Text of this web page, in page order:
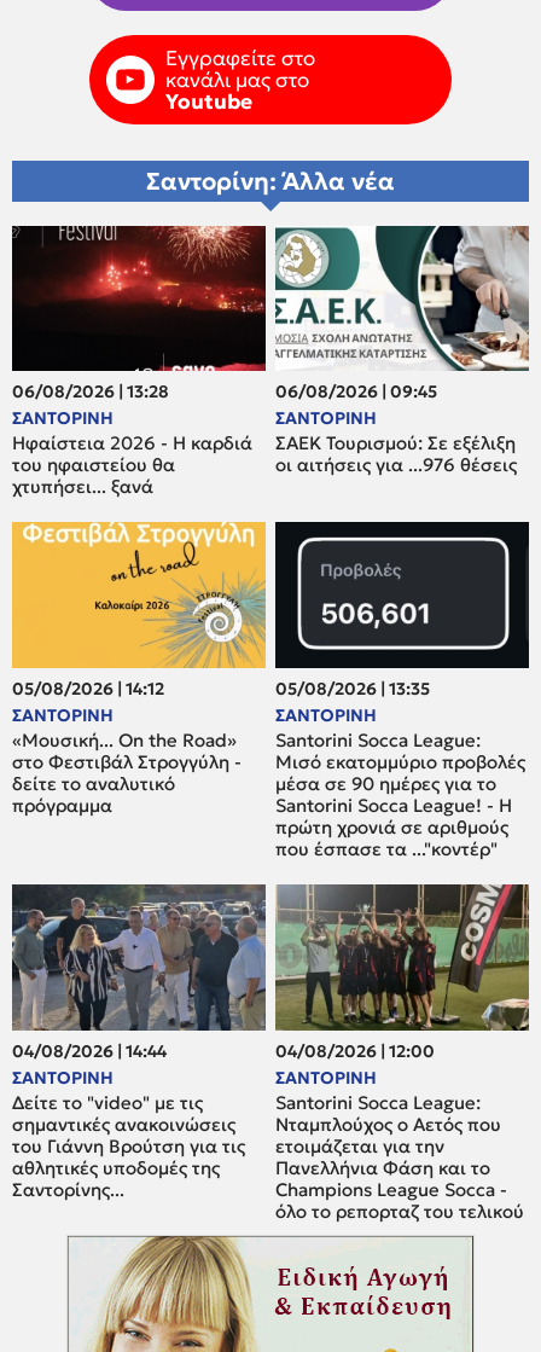
Εγγραφείτε στο
κανάλι μας στο
Youtube
Σαντορίνη: Άλλα νέα
06/08/2026 | 13:28
ΣΑΝΤΟΡΙΝΗ
Ηφαίστεια 2026 - Η καρδιά
του ηφαιστείου θα
χτυπήσει... ξανά
06/08/2026 | 09:45
ΣΑΝΤΟΡΙΝΗ
ΣΑΕΚ Τουρισμού: Σε εξέλιξη
οι αιτήσεις για ...976 θέσεις
05/08/2026 | 14:12
ΣΑΝΤΟΡΙΝΗ
«Μουσική... On the Road»
στο Φεστιβάλ Στρογγύλη -
δείτε το αναλυτικό
πρόγραμμα
05/08/2026 | 13:35
ΣΑΝΤΟΡΙΝΗ
Santorini Socca League:
Μισό εκατομμύριο προβολές
μέσα σε 90 ημέρες για το
Santorini Socca League! - Η
πρώτη χρονιά σε αριθμούς
που έσπασε τα ..."κοντέρ"
04/08/2026 | 14:44
ΣΑΝΤΟΡΙΝΗ
Δείτε το "video" με τις
σημαντικές ανακοινώσεις
του Γιάννη Βρούτση για τις
αθλητικές υποδομές της
Σαντορίνης...
04/08/2026 | 12:00
ΣΑΝΤΟΡΙΝΗ
Santorini Socca League:
Νταμπλούχος ο Αετός που
ετοιμάζεται για την
Πανελλήνια Φάση και το
Champions League Socca -
όλο το ρεπορταζ του τελικού